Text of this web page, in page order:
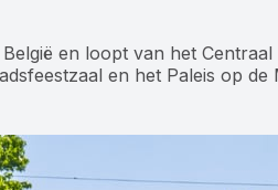
en loopt van het
en het Paleis op de